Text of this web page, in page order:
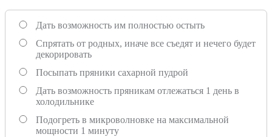
Дать возможность им полностью остыть
Спрятать от родных, иначе все съедят и нечего будет
декорировать
Посыпать пряники сахарной пудрой
Дать возможность пряникам отлежаться 1 день в
холодильнике
Подогреть в микроволновке на максимальной
мощности 1 минуту